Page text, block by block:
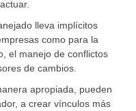
lleva implícitos
como para la
el manejo de conflictos
de cambios.
apropiada, pueden
a crear vínculos más